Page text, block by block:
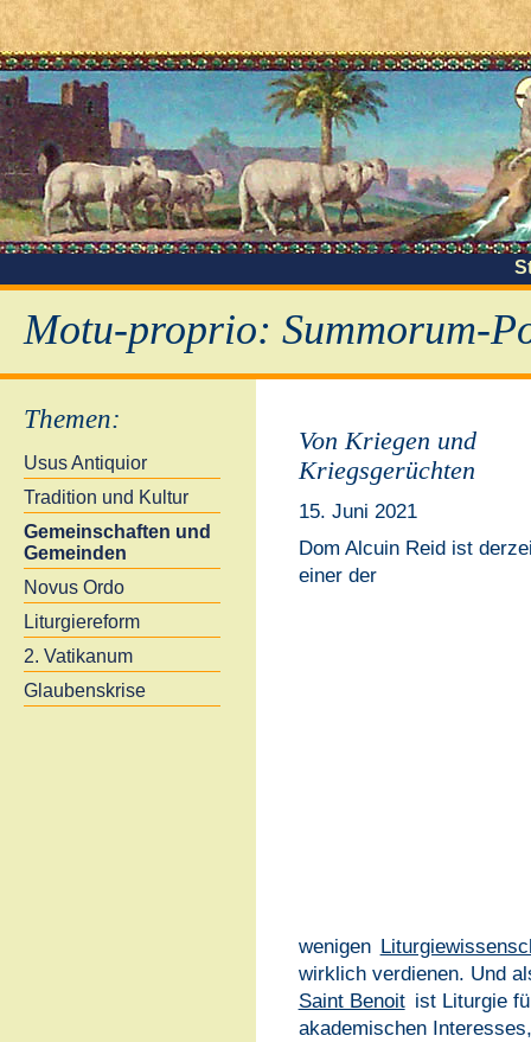
Motu-proprio: Summorum-
Themen:
Usus Antiquior
Tradition und Kultur
Gemeinschaften und
Gemeinden
Novus Ordo
Liturgiereform
2. Vatikanum
Glaubenskrise
Von Kriegen und
Kriegsgerüchten
15. Juni 2021
Dom Alcuin Reid ist
einer der
wenigen
wirklich verdienen. Und
Saint Benoit ist Liturgie
akademischen